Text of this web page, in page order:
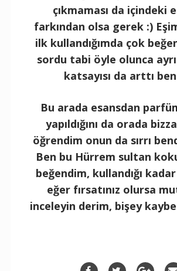
çıkmaması da içindeki
farkından olsa gerek :)
ilk kullandığımda çok
sordu tabi öyle olunca
katsayısı da arttı
Bu arada esansdan
yapıldığını da orada
öğrendim onun da sırrı
Ben bu Hürrem sultan
beğendim, kullandığı
eğer fırsatınız olursa
inceleyin derim, bişey